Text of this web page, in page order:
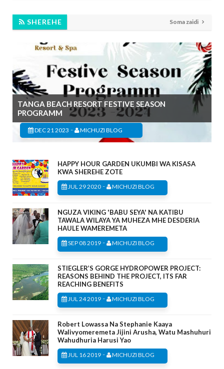
SHEREHE Soma zaidi
TANGA BEACH RESORT FESTIVE SEASON
PROGRAMM
DEC 21 2023 - MICHUZI BLOG
HAPPY HOUR GARDEN UKUMBI WA KISASA
KWA SHEREHE ZOTE
JUL 29 2020 - MICHUZI BLOG
NGUZA VIKING 'BABU SEYA' NA KATIBU
TAWALA WILAYA YA MUHEZA MHE DESDERIA
HAULE WAMEREMETA
SEP 08 2019 - MICHUZI BLOG
STIEGLER’S GORGE HYDROPOWER PROJECT:
REASONS BEHIND THE PROJECT, ITS FAR
REACHING BENEFITS
JUL 24 2019 - MICHUZI BLOG
Robert Lowassa Na Stephanie Kaaya
Walivyomeremeta Jijini Arusha, Watu Mashuhuri
Wahudhuria Harusi Yao
JUL 16 2019 - MICHUZI BLOG